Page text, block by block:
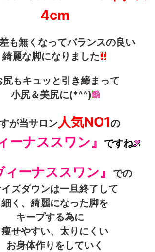
4cm
も無くなってバランスの良い
綺麗な脚になりました
尻もキュッと引き締まって
小尻＆美尻に(*^^)
が当サロン人気NO1の
ーナススワン』 ですね
ィーナススワン』
での
ズダウンは一旦終了して
く、綺麗になった脚を
キープする為に
痩せやすい、太りにくい
お身体作りをしていく